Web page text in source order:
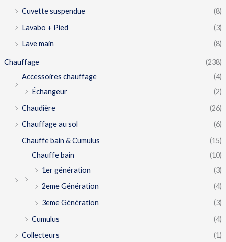
Cuvette suspendue
(8)
Lavabo + Pied
(3)
Lave main
(8)
Chauffage
(238)
Accessoires chauffage
(4)
Échangeur
(2)
Chaudière
(26)
Chauffage au sol
(6)
Chauffe bain & Cumulus
(15)
Chauffe bain
(10)
1er génération
(3)
2eme Génération
(4)
3eme Génération
(3)
Cumulus
(4)
Collecteurs
(1)